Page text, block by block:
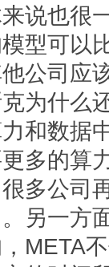
说也很
型可以
公司应
为什么
和数据
多的算
多公司
另一方
META